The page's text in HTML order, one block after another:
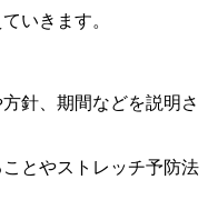
いきます。
針、期間などを説明さ
とやストレッチ予防法